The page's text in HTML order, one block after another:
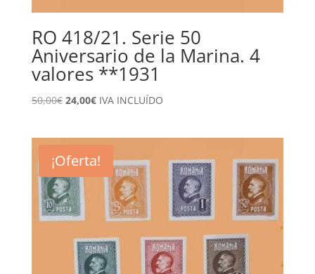
RO 418/21. Serie 50
Aniversario de la Marina. 4
valores **1931
50,00€ El
50,00€.
24,00€El
24,00€.
IVA INCLUÍDO
¡Oferta!